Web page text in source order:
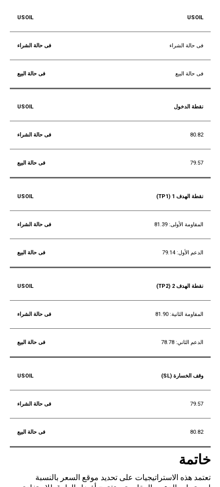
USOIL
فى حالة الشراء
فى حالة البيع
نقطة الدخول
80.82
79.57
نقطة الهدف 1 (TP1)
المقاومة الأولى: 81.39
الدعم الأول: 79.14
نقطة الهدف 2 (TP2)
المقاومة الثانية: 81.90
الدعم الثاني: 78.78
وقف الخسارة (SL)
79.57
80.82
خاتمة
تعتمد هذه الاستراتيجيات على تحديد موقع السعر بالنسبة